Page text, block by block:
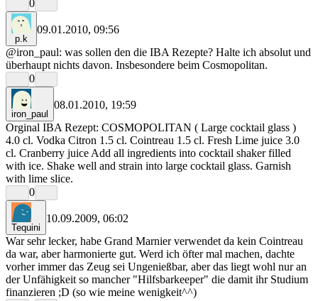
0
p.k
09.01.2010, 09:56
@iron_paul: was sollen den die IBA Rezepte? Halte ich absolut und
überhaupt nichts davon. Insbesondere beim Cosmopolitan.
0
iron_paul
08.01.2010, 19:59
Orginal IBA Rezept: COSMOPOLITAN ( Large cocktail glass )
4.0 cl. Vodka Citron 1.5 cl. Cointreau 1.5 cl. Fresh Lime juice 3.0
cl. Cranberry juice Add all ingredients into cocktail shaker filled
with ice. Shake well and strain into large cocktail glass. Garnish
with lime slice.
0
Tequini
10.09.2009, 06:02
War sehr lecker, habe Grand Marnier verwendet da kein Cointreau
da war, aber harmonierte gut. Werd ich öfter mal machen, dachte
vorher immer das Zeug sei Ungenießbar, aber das liegt wohl nur an
der Unfähigkeit so mancher "Hilfsbarkeeper" die damit ihr Studium
finanzieren ;D (so wie meine wenigkeit^^)